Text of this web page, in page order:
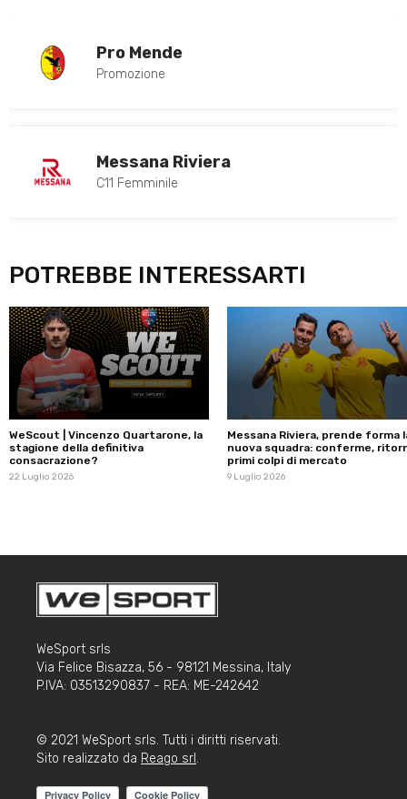
Pro Mende
Promozione
Messana Riviera
C11 Femminile
POTREBBE INTERESSARTI
WeScout | Vincenzo Quartarone, la
stagione della definitiva
consacrazione?
22 Luglio 2026
Messana Riviera, prende forma
nuova squadra: conferme,
primi colpi di mercato
9 Luglio 2026
WeSport srls
Via Felice Bisazza, 56 - 98121 Messina, Italy
P.IVA: 03513290837 - REA: ME-242642
© 2021 WeSport srls. Tutti i diritti riservati.
Sito realizzato da Reago srl .